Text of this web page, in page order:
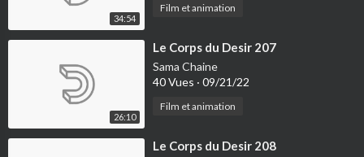
34:54
Film et animation
26:10
⁣Le Corps du Desir 207
Sama Chaine
40 Vues · 09/21/22
Film et animation
⁣Le Corps du Desir 208